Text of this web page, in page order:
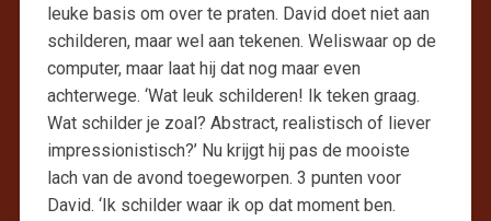
leuke basis om over te praten. David doet niet aan
schilderen, maar wel aan tekenen. Weliswaar op de
computer, maar laat hij dat nog maar even
achterwege. ‘Wat leuk schilderen! Ik teken graag.
Wat schilder je zoal? Abstract, realistisch of liever
impressionistisch?’ Nu krijgt hij pas de mooiste
lach van de avond toegeworpen. 3 punten voor
David. ‘Ik schilder waar ik op dat moment ben.